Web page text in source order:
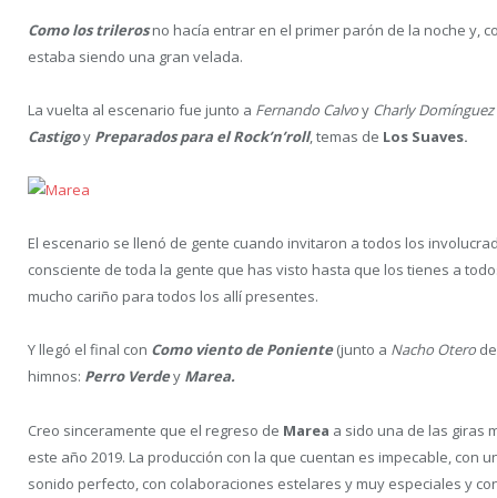
Como los trilerosno hacía entrar en el primer parón de la noche y,
estaba siendo una gran velada.
La vuelta al escenario fue junto a Fernando Calvoy Charly Domínguez
Castigoy Preparados para el Rock’n’roll, temas de Los Suaves.
El escenario se llenó de gente cuando invitaron a todos los
consciente de toda la gente que has visto hasta que los tienes a
mucho cariño para todos los allí presentes.
Y llegó el final con Como viento de Poniente(junto a Nacho Otero de
himnos: Perro Verdey Marea.
Creo sinceramente que el regreso de Marea a sido una de las giras
este año 2019. La producción con la que cuentan es impecable, con
sonido perfecto, con colaboraciones estelares y muy especiales y